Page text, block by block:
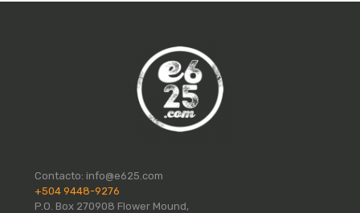
Contacto: info@e625.com
+504 9448-9276
P.O. Box 270908 Flower Mound,